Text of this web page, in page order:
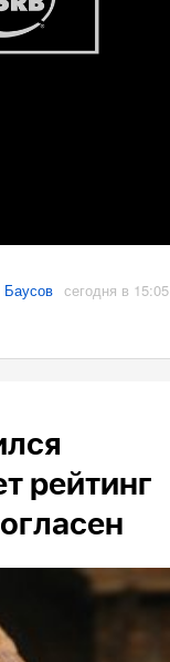
сегодня в 15:05
рейтинг